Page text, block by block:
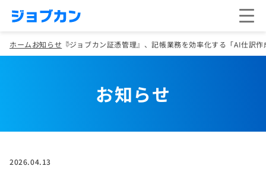
ホームお知らせ 『ジョブカン証憑管理』、記帳業務を効率化する「AI仕訳
お知らせ
2026.04.13